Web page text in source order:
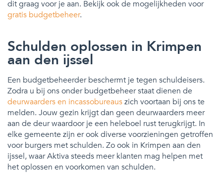
dit graag voor je aan. Bekijk ook de mogelijkheden voor
gratis budgetbeheer.
Schulden oplossen in Krimpen
aan den ijssel
Een budgetbeheerder beschermt je tegen schuldeisers.
Zodra u bij ons onder budgetbeheer staat dienen de
deurwaarders en incassobureauszich voortaan bij ons te
melden. Jouw gezin krijgt dan geen deurwaarders meer
aan de deur waardoor je een heleboel rust terugkrijgt. In
elke gemeente zijn er ook diverse voorzieningen getroffen
voor burgers met schulden. Zo ook in Krimpen aan den
ijssel, waar Aktiva steeds meer klanten mag helpen met
het oplossen en voorkomen van schulden.